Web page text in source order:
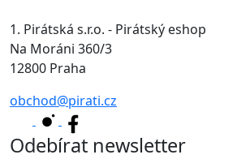
1. Pirátská s.r.o. - Pirátský eshop
Na Moráni 360/3
12800 Praha
obchod@pirati.cz
Odebírat newsletter